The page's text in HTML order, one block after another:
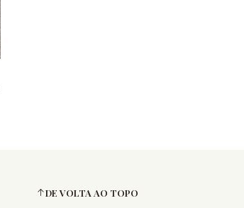
DE VOLTA AO TOPO